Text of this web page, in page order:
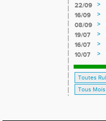
22/09
>
16/09
>
08/09
>
19/07
>
16/07
>
10/07
>